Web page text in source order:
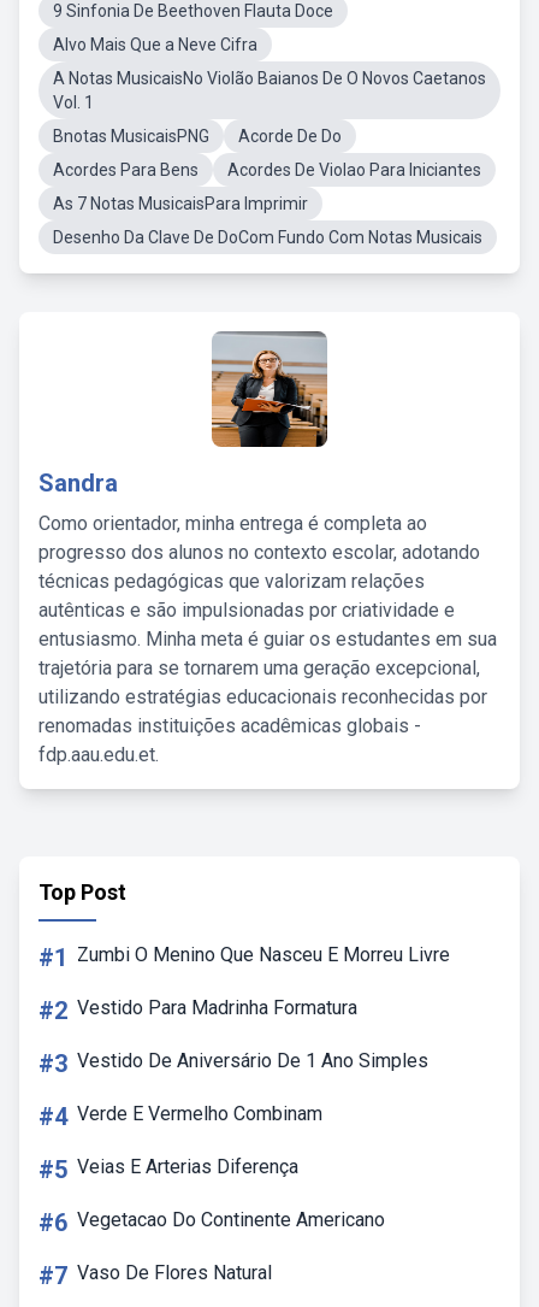
9 Sinfonia De Beethoven Flauta Doce
Alvo Mais Que a Neve Cifra
A Notas MusicaisNo Violão Baianos De O Novos Caetanos
Vol. 1
Bnotas MusicaisPNG
Acorde De Do
Acordes Para Bens
Acordes De Violao Para Iniciantes
As 7 Notas MusicaisPara Imprimir
Desenho Da Clave De DoCom Fundo Com Notas Musicais
Sandra
Como orientador, minha entrega é completa ao
progresso dos alunos no contexto escolar, adotando
técnicas pedagógicas que valorizam relações
autênticas e são impulsionadas por criatividade e
entusiasmo. Minha meta é guiar os estudantes em sua
trajetória para se tornarem uma geração excepcional,
utilizando estratégias educacionais reconhecidas por
renomadas instituições acadêmicas globais -
fdp.aau.edu.et.
Top Post
#1 Zumbi O Menino Que Nasceu E Morreu Livre
#2 Vestido Para Madrinha Formatura
#3 Vestido De Aniversário De 1 Ano Simples
#4 Verde E Vermelho Combinam
#5 Veias E Arterias Diferença
#6 Vegetacao Do Continente Americano
#7 Vaso De Flores Natural